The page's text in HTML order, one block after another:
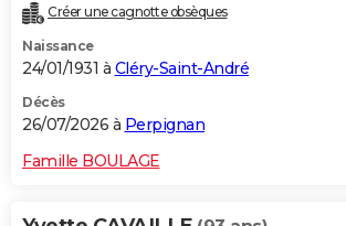
Créer une cagnotte obsèques
Naissance
24/01/1931 à Cléry-Saint-André
Décès
26/07/2026 à Perpignan
Famille BOULAGE